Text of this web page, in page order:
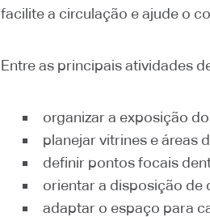
facilite a circulação e ajude o
Entre as principais atividades
organizar a exposição
planejar vitrines e áreas
definir pontos focais
orientar a disposição de
adaptar o espaço para